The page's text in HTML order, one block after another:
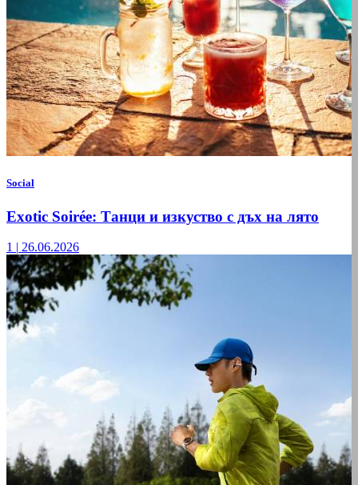
Social
Exotic Soirée: Танци и изкуство с дъх на лято
1 | 26.06.2026